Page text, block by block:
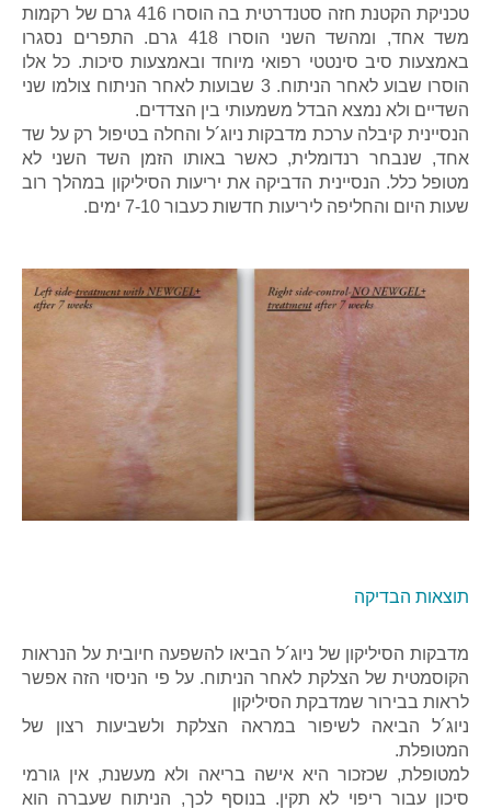
טכניקת הקטנת חזה סטנדרטית בה הוסרו 416 גרם של רקמות
משד אחד, ומהשד השני הוסרו 418 גרם. התפרים נסגרו
באמצעות סיב סינטטי רפואי מיוחד ובאמצעות סיכות. כל אלו
הוסרו שבוע לאחר הניתוח. 3 שבועות לאחר הניתוח צולמו שני
השדיים ולא נמצא הבדל משמעותי בין הצדדים.
הנסיינית קיבלה ערכת מדבקות ניוג´ל והחלה בטיפול רק על שד
אחד, שנבחר רנדומלית, כאשר באותו הזמן השד השני לא
מטופל כלל. הנסיינית הדביקה את יריעות הסיליקון במהלך רוב
שעות היום והחליפה ליריעות חדשות כעבור 7-10 ימים.
תוצאות הבדיקה
מדבקות הסיליקון של ניוג´ל הביאו להשפעה חיובית על הנראות
הקוסמטית של הצלקת לאחר הניתוח. על פי הניסוי הזה אפשר
לראות בבירור שמדבקת הסיליקון
ניוג´ל הביאה לשיפור במראה הצלקת ולשביעות רצון של
המטופלת.
למטופלת, שכזכור היא אישה בריאה ולא מעשנת, אין גורמי
סיכון עבור ריפוי לא תקין. בנוסף לכך, הניתוח שעברה הוא